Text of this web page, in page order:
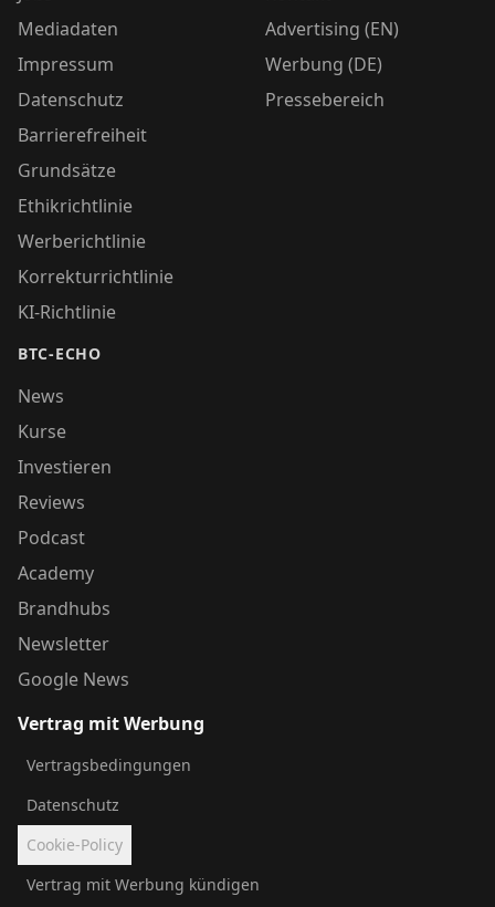
Mediadaten
Impressum
Datenschutz
Barrierefreiheit
Grundsätze
Ethikrichtlinie
Werberichtlinie
Korrekturrichtlinie
KI-Richtlinie
BTC-ECHO
News
Kurse
Investieren
Reviews
Podcast
Academy
Brandhubs
Newsletter
Google News
Advertising (EN)
Werbung (DE)
Pressebereich
Vertrag mit Werbung
Vertragsbedingungen
Datenschutz
Cookie-Policy
Vertrag mit Werbung kündigen